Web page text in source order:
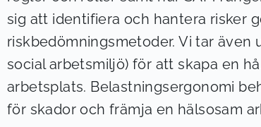
sig att identifiera och hantera risker
riskbedömningsmetoder. Vi tar även
social arbetsmiljö) för att skapa en
arbetsplats. Belastningsergonomi
för skador och främja en hälsosam